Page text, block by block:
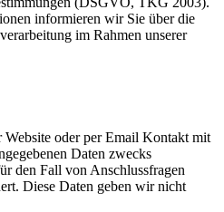
informieren wir Sie über die
im Rahmen unserer
Website oder per Email Kontakt mit
Daten zwecks
den Fall von Anschlussfragen
Diese Daten geben wir nicht